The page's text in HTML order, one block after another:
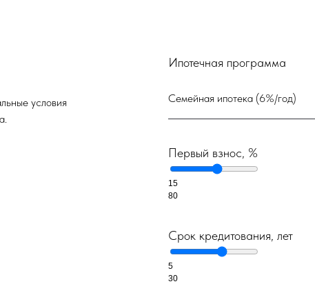
Ипотечная программа
условия
Первый взнос, %
15
80
Срок кредитования, лет
5
30